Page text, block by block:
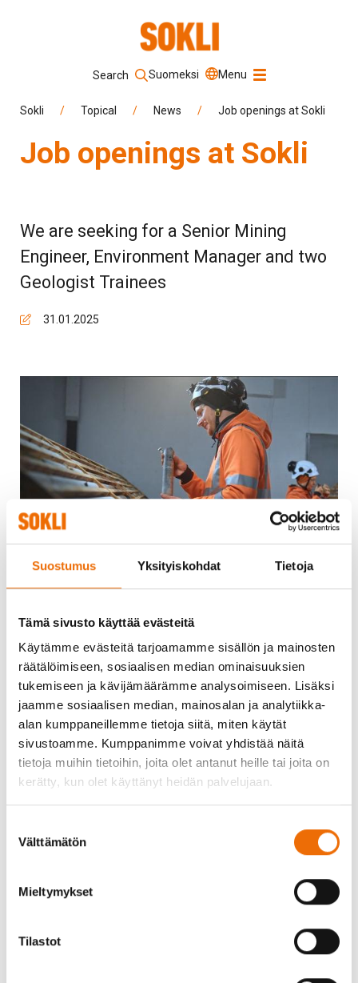
Suostumus Yksityiskohdat Tietoja
Tämä sivusto käyttää evästeitä
Käytämme evästeitä tarjoamamme sisällön ja mainosten
räätälöimiseen, sosiaalisen median ominaisuuksien
tukemiseen ja kävijämäärämme analysoimiseen. Lisäksi
jaamme sosiaalisen median, mainosalan ja analytiikka-
alan kumppaneillemme tietoja siitä, miten käytät
sivustoamme. Kumppanimme voivat yhdistää näitä
tietoja muihin tietoihin, joita olet antanut heille tai joita on
kerätty, kun olet käyttänyt heidän palvelujaan.
valinta
Välttämätön
Mieltymykset
Tilastot
Search Suomeksi Menu
Keyword
Search
Sokli / Topical / News / Job openings at Sokli
Job openings at Sokli
We are seeking for a Senior Mining
Engineer, Environment Manager and two
Geologist Trainees
31.01.2025
We are seeking for new talents to join our team and
Senior Mining Engineerfor permanent position.
Apply by February 18th.
Environment Managerfor permanent
position. Apply by February 18th.
Two Geologist Traineesfor a 4-month period in
May–September 2025. Apply by February 16th.
Read detailed job descriptions and application
What is it like to work at Sokli?